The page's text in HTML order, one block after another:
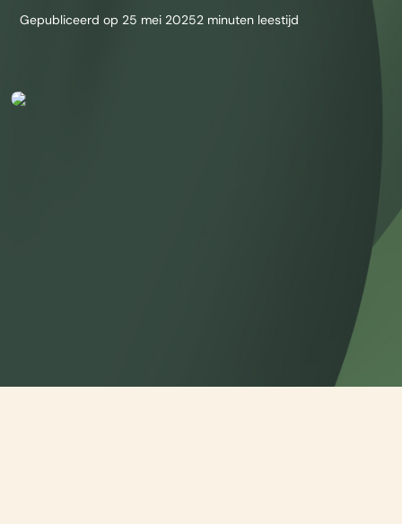
Gepubliceerd op 25 mei 20252 minuten leestijd